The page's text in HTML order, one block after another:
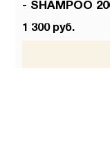
- SHAMPOO
1 300 руб.